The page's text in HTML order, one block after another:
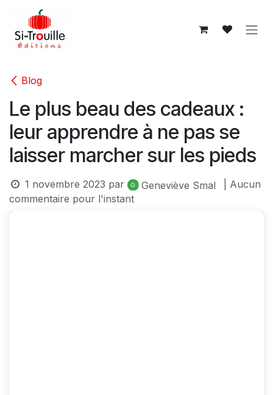
Se rendre au contenu
Blog
Le plus beau des cadeaux :
leur apprendre à ne pas se
laisser marcher sur les pieds
1 novembre 2023 par Geneviève Smal
| Aucun
commentaire pour l'instant